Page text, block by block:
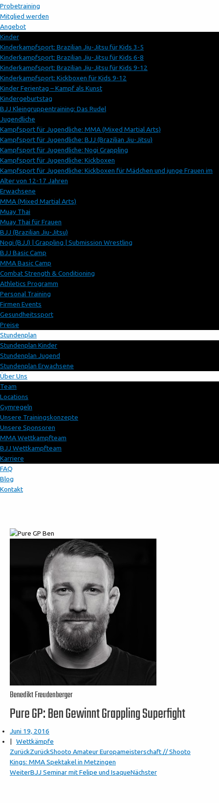
Probetraining
Mitglied werden
Angebot
Kinder
Kinderkampfsport: Brazilian Jiu-Jitsu für Kids 3-5
Kinderkampfsport: Brazilian Jiu-Jitsu für Kids 6-8
Kinderkampfsport: Brazilian Jiu-Jitsu für Kids 9-12
Kinderkampfsport: Kickboxen für Kids 9-12
Kinder Ferientag – Kampf als Kunst
Kindergeburtstag
BJJ Kleingruppentraining: Das Rudel
Jugendliche
Kampfsport für Jugendliche: MMA (Mixed Martial Arts)
Kampfsport für Jugendliche: BJJ (Brazilian Jiu-Jitsu)
Kampfsport für Jugendliche: Nogi Grappling
Kampfsport für Jugendliche: Kickboxen
Kampfsport für Jugendliche: Kickboxen für Mädchen und junge Frauen im
Alter von 12-17 Jahren
Erwachsene
MMA (Mixed Martial Arts)
Muay Thai
Muay Thai für Frauen
BJJ (Brazilian Jiu-Jitsu)
Nogi (BJJ) | Grappling | Submission Wrestling
BJJ Basic Camp
MMA Basic Camp
Combat Strength & Conditioning
Athletics Programm
Personal Training
Firmen Events
Gesundheitssport
Preise
Stundenplan
Stundenplan Kinder
Stundenplan Jugend
Stundenplan Erwachsene
Über Uns
Team
Locations
Gymregeln
Unsere Trainingskonzepte
Unsere Sponsoren
MMA Wettkampfteam
BJJ Wettkampfteam
Karriere
FAQ
Blog
Kontakt
Benedikt Freudenberger
Pure GP: Ben Gewinnt Grappling Superfight
Juni 19, 2016
|
Wettkämpfe
ZurückZurückShooto Amateur Europameisterschaft // Shooto
Kings: MMA Spektakel in Metzingen
WeiterBJJ Seminar mit Felipe und IsaqueNächster